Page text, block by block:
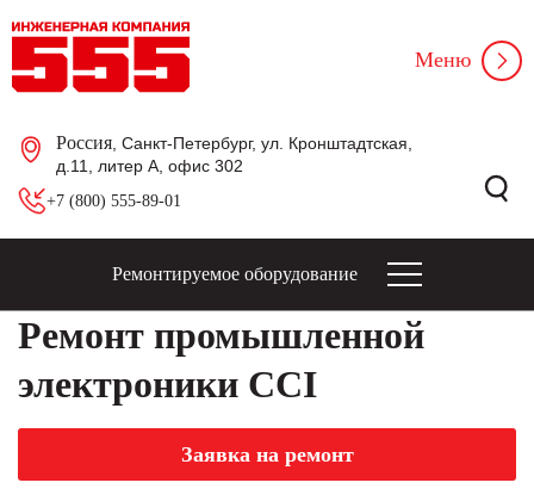
Россия , Санкт-Петербург, ул. Кронштадтская,
д.11, литер А, офис 302
+7 (800) 555-89-01
Меню
Ремонтируемое оборудование
Ремонт промышленной
электроники CCI
Заявка на ремонт